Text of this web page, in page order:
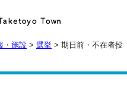
・施設 > 選挙 > 期日前・不在者投